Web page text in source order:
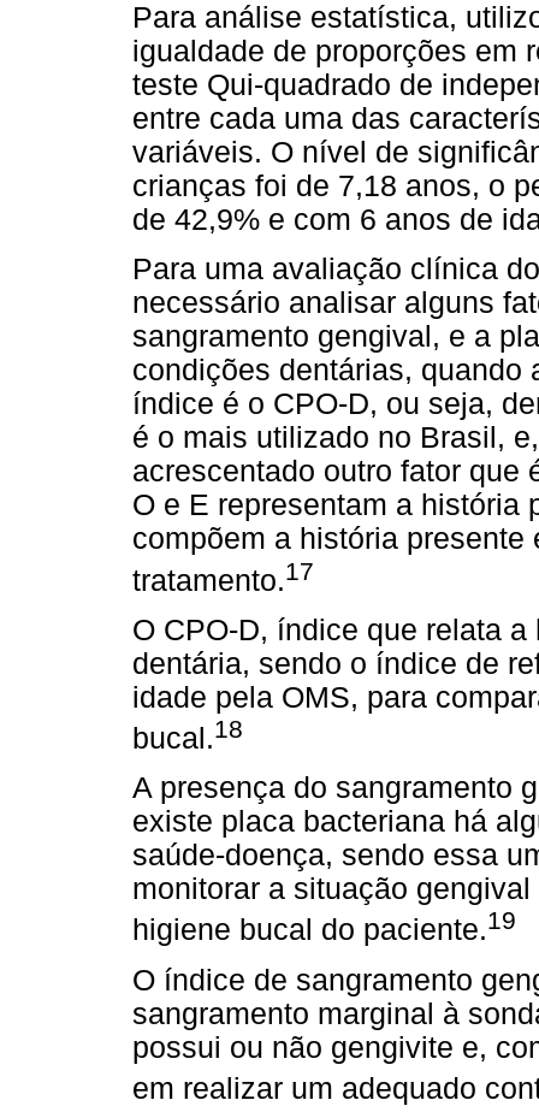
Para análise estatística,
igualdade de proporções em
teste Qui-quadrado de
entre cada uma das
variáveis. O nível de
crianças foi de 7,18 anos, o
de 42,9% e com 6 anos de
Para uma avaliação clínica
necessário analisar alguns
sangramento gengival, e a
condições dentárias, quando
índice é o CPO-D, ou seja,
é o mais utilizado no Brasil,
acrescentado outro fator que
O e E representam a história
compõem a história
tratamento.17
O CPO-D, índice que relata
dentária, sendo o índice de
idade pela OMS, para
bucal.18
A presença do sangramento
existe placa bacteriana há
saúde-doença, sendo essa
monitorar a situação
higiene bucal do paciente.19
O índice de sangramento
sangramento marginal à
possui ou não gengivite e,
em realizar um adequado